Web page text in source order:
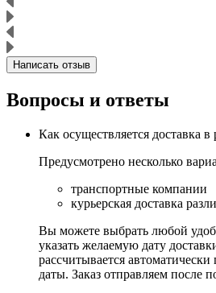
Написать отзыв
Вопросы и ответы
Как осуществляется доставка
Предусмотрено несколько
транспортные компании
курьерская доставка
Вы можете выбрать любой
указать желаемую дату
рассчитывается
даты. Заказ отправляем после